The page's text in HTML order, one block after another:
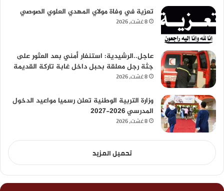
تعزية في وفاة مولاي المهدي العلوي الصوصي
8 غشت، 2026
عاجل..الرشيدية: استنفار أمني بعد العثور على
جثة رجل معلقة بحبل داخل غابة تاركة القديمة
8 غشت، 2026
وزارة التربية الوطنية تعلن رسميا مواعيد الدخول
المدرسي 2026-2027
8 غشت، 2026
تحميل المزيد